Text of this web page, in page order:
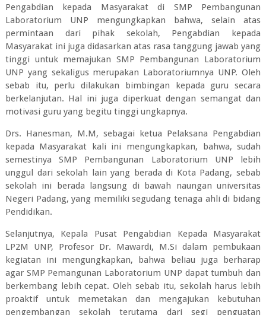
Pengabdian kepada Masyarakat di SMP Pembangunan
Laboratorium UNP mengungkapkan bahwa, selain atas
permintaan dari pihak sekolah, Pengabdian kepada
Masyarakat ini juga didasarkan atas rasa tanggung jawab yang
tinggi untuk memajukan SMP Pembangunan Laboratorium
UNP yang sekaligus merupakan Laboratoriumnya UNP. Oleh
sebab itu, perlu dilakukan bimbingan kepada guru secara
berkelanjutan. Hal ini juga diperkuat dengan semangat dan
motivasi guru yang begitu tinggi ungkapnya.
Drs. Hanesman, M.M, sebagai ketua Pelaksana Pengabdian
kepada Masyarakat kali ini mengungkapkan, bahwa, sudah
semestinya SMP Pembangunan Laboratorium UNP lebih
unggul dari sekolah lain yang berada di Kota Padang, sebab
sekolah ini berada langsung di bawah naungan universitas
Negeri Padang, yang memiliki segudang tenaga ahli di bidang
Pendidikan.
Selanjutnya, Kepala Pusat Pengabdian Kepada Masyarakat
LP2M UNP, Profesor Dr. Mawardi, M.Si dalam pembukaan
kegiatan ini mengungkapkan, bahwa beliau juga berharap
agar SMP Pemangunan Laboratorium UNP dapat tumbuh dan
berkembang lebih cepat. Oleh sebab itu, sekolah harus lebih
proaktif untuk memetakan dan mengajukan kebutuhan
pengembangan sekolah terutama dari segi penguatan